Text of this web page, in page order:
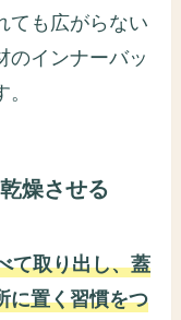
ても広がらない
のインナーバッ
燥させる
て取り出し、蓋
に置く習慣をつ